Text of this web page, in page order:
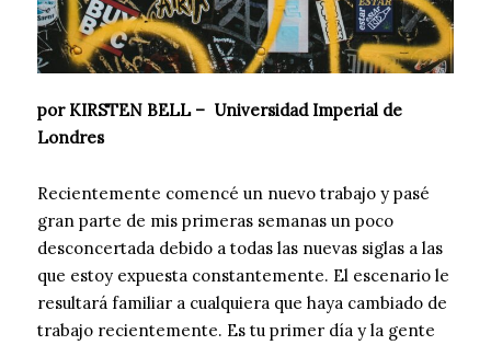
por KIRSTEN BELL – Universidad Imperial de
Londres
Recientemente comencé un nuevo trabajo y pasé
gran parte de mis primeras semanas un poco
desconcertada debido a todas las nuevas siglas a las
que estoy expuesta constantemente. El escenario le
resultará familiar a cualquiera que haya cambiado de
trabajo recientemente. Es tu primer día y la gente